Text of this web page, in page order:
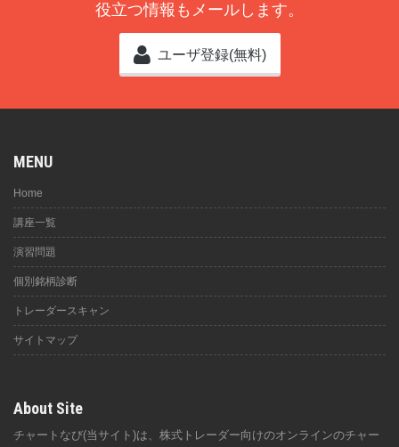
役立つ情報もメールします。
ユーザ登録(無料)
MENU
Home
講座一覧
演習問題
個別銘柄診断
トレーダースキャン
サイトマップ
About Site
チャートなび(当サイト)は、株式トレーダー向けのオンラインのチャー